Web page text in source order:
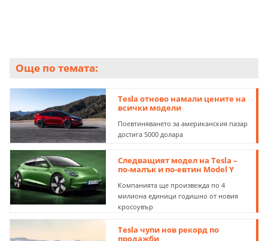
Още по темата:
Tesla отново намали цените на
всички модели
Поевтиняването за американския пазар
достига 5000 долара
Следващият модел на Tesla –
по-малък и по-евтин Model Y
Компанията ще произвежда по 4
милиона единици годишно от новия
кросоувър
Tesla чупи нов рекорд по
продажби